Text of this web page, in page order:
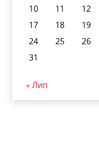
10
11 12
17
18 19
24
25 26
31
« Лип